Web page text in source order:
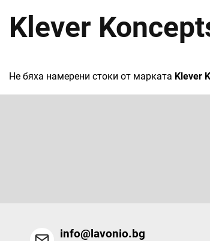
Klever
Не бяха намерени стоки от марката Klever
info@lavonio.bg